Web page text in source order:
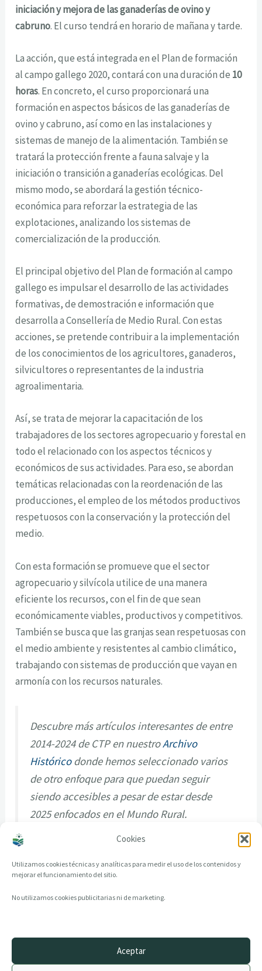
Cookies
Utilizamos cookies técnicas y analíticas para medir el uso de los contenidos y
mejorar el funcionamiento del sitio.
No utilizamos cookies publicitarias ni de marketing.
Aceptar
iniciación y mejora de las ganaderías de ovino y
cabruno. El curso tendrá en horario de mañana y tarde.
La acción, que está integrada en el Plan de formación
al campo gallego 2020, contará con una duración de 10
horas. En concreto, el curso proporcionará una
formación en aspectos básicos de las ganaderías de
ovino y cabruno, así como en las instalaciones y
sistemas de manejo de la alimentación. También se
tratará la protección frente a fauna salvaje y la
iniciación o transición a ganaderías ecológicas. Del
mismo modo, se abordará la gestión técnico-
económica para reforzar la estrategia de las
explotaciones, analizando los sistemas de
comercialización de la producción.
El principal objetivo del Plan de formación al campo
gallego es impulsar el desarrollo de las actividades
formativas, de demostración e información que
desarrolla a Consellería de Medio Rural. Con estas
acciones, se pretende contribuir a la implementación
de los conocimientos de los agricultores, ganaderos,
silvicultores o representantes de la industria
agroalimentaria.
Así, se trata de mejorar la capacitación de los
trabajadores de los sectores agropecuario y forestal en
todo el relacionado con los aspectos técnicos y
económicos de sus actividades. Para eso, se abordan
temáticas relacionadas con la reordenación de las
producciones, el empleo de los métodos productivos
respetuosos con la conservación y la protección del
medio.
Con esta formación se promueve que el sector
agropecuario y silvícola utilice de una manera
eficiente los recursos, con el fin de que sean
económicamente viables, productivos y competitivos.
También se busca que las granjas sean respetuosas con
el medio ambiente y resistentes al cambio climático,
trabajando con sistemas de producción que vayan en
armonía con los recursos naturales.
Descubre más artículos interesantes de entre
2014-2024 de CTP en nuestroArchivo
Históricodonde hemos seleccionado varios
de otro enfoque para que puedan seguir
siendo accesibles a pesar de estar desde
2025 enfocados en el Mundo Rural.